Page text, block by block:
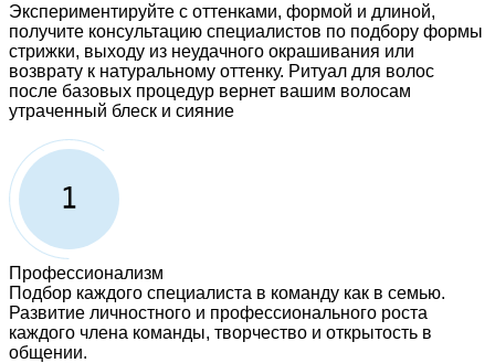
Экспериментируйте с оттенками, формой и длиной,
получите консультацию специалистов по подбору формы
стрижки, выходу из неудачного окрашивания или
возврату к натуральному оттенку. Ритуал для волос
после базовых процедур вернет вашим волосам
утраченный блеск и сияние
Профессионализм
Подбор каждого специалиста в команду как в семью.
Развитие личностного и профессионального роста
каждого члена команды, творчество и открытость в
общении.